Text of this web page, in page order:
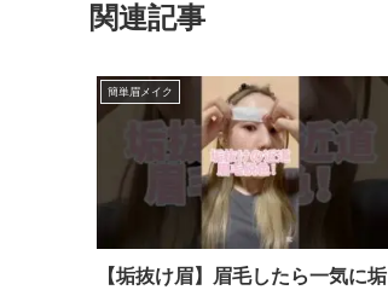
関連記事
簡単眉メイク
【垢抜け眉】眉毛したら一気に垢